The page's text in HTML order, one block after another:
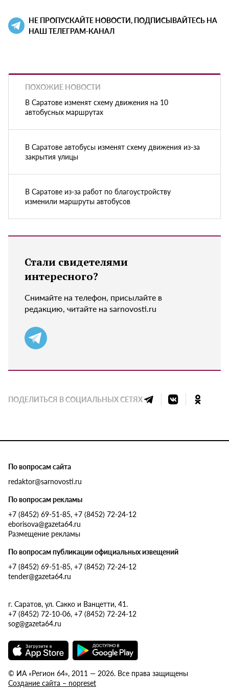
НЕ ПРОПУСКАЙТЕ НОВОСТИ, ПОДПИСЫВАЙТЕСЬ НА
НАШ ТЕЛЕГРАМ-КАНАЛ
ПОХОЖИЕ НОВОСТИ
В Саратове изменят схему движения на 10
автобусных маршрутах
В Саратове автобусы изменят схему движения из-за
закрытия улицы
В Саратове из-за работ по благоустройству
изменили маршруты автобусов
Стали свидетелями
интересного?
Снимайте на телефон, присылайте в
редакцию, читайте на sarnovosti.ru
ПОДЕЛИТЬСЯ В СОЦИАЛЬНЫХ СЕТЯХ
По вопросам сайта
redaktor@sarnovosti.ru
По вопросам рекламы
+7 (8452) 69-51-85, +7 (8452) 72-24-12
eborisova@gazeta64.ru
Размещение рекламы
По вопросам публикации официальных извещений
+7 (8452) 69-51-85, +7 (8452) 72-24-12
tender@gazeta64.ru
г. Саратов, ул. Сакко и Ванцетти, 41.
+7 (8452) 72-10-06, +7 (8452) 72-24-12
sog@gazeta64.ru
© ИА «Регион 64», 2011 — 2026. Все права защищены
Создание сайта – nopreset